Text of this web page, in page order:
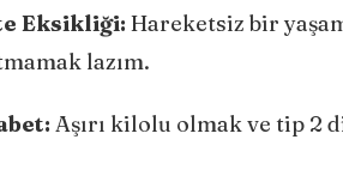
Eksikliği: Hareketsiz bir
lazım.
Aşırı kilolu olmak ve tip 2